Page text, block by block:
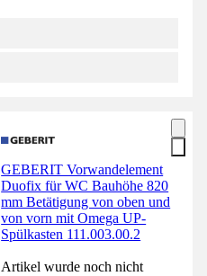
GEBERIT Vorwandelement
Duofix für WC Bauhöhe 820
mm Betätigung von oben und
von vorn mit Omega UP-
Spülkasten 111.003.00.2
Artikel wurde noch nicht